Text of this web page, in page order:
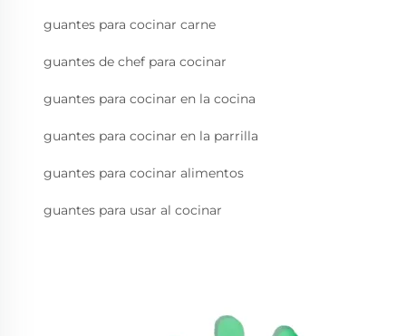
guantes para cocinar carne
guantes de chef para cocinar
guantes para cocinar en la cocina
guantes para cocinar en la parrilla
guantes para cocinar alimentos
guantes para usar al cocinar